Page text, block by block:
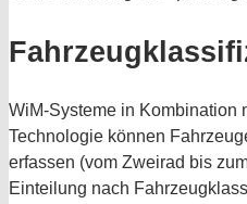
WiM-Systeme in Kombination
Technologie können
erfassen (vom Zweirad bis
Einteilung nach